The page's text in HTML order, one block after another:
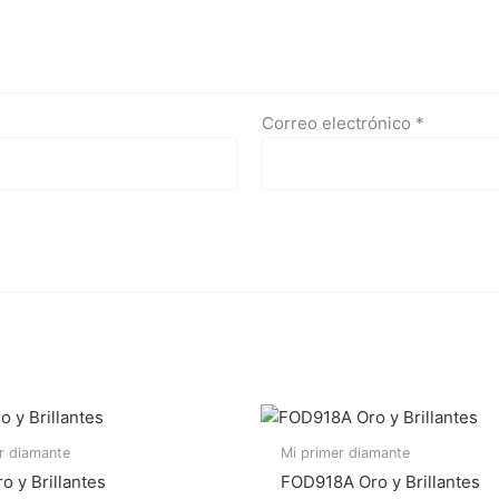
Correo electrónico *
diamante
y Brillantes
Mi primer diamante
FOD918A Oro y Brillantes